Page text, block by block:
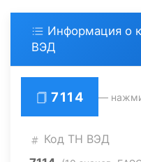
Информация о
ВЭД
7114 —
Код ТН ВЭД